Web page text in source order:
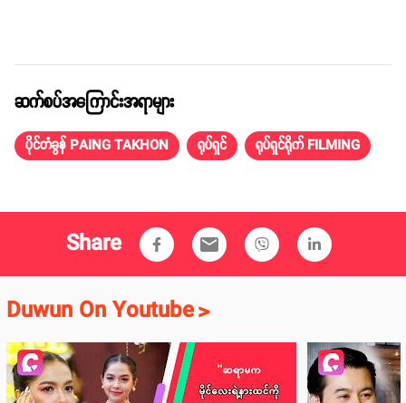
ဆက်စပ်အကြောင်းအရာများ
ပိုင်တံခွန် PAING TAKHON ရုပ်ရှင် ရုပ်ရှင်ရိုက် FILMING
Share email
Duwun On Youtube>